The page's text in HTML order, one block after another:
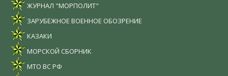
ЖУРНАЛ "МОРПОЛИТ"
ЗАРУБЕЖНОЕ ВОЕННОЕ ОБОЗРЕНИЕ
КАЗАКИ
МОРСКОЙ СБОРНИК
МТО ВС РФ